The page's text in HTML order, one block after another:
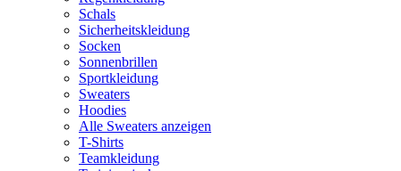
Schals
Sicherheitskleidung
Socken
Sonnenbrillen
Sportkleidung
Sweaters
Hoodies
Alle Sweaters anzeigen
T-Shirts
Teamkleidung